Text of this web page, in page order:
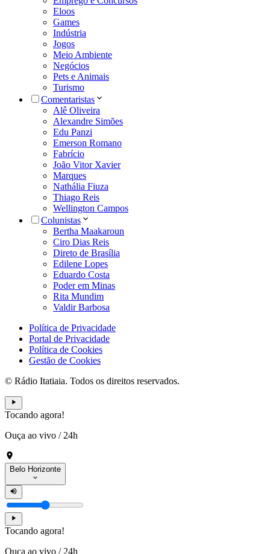
Eloos
Games
Indústria
Jogos
Meio Ambiente
Negócios
Pets e Animais
Turismo
Comentaristas
Alê Oliveira
Alexandre Simões
Edu Panzi
Emerson Romano
Fabrício
João Vitor Xavier
Marques
Nathália Fiuza
Thiago Reis
Wellington Campos
Colunistas
Bertha Maakaroun
Ciro Dias Reis
Direto de Brasília
Edilene Lopes
Eduardo Costa
Poder em Minas
Rita Mundim
Valdir Barbosa
Política de Privacidade
Portal de Privacidade
Política de Cookies
Gestão de Cookies
© Rádio Itatiaia. Todos os direitos reservados.
Tocando agora!
Ouça ao vivo / 24h
Belo Horizonte
Tocando agora!
Ouça ao vivo / 24h